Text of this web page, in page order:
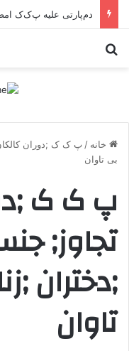
دم‌پارتی علیه پ‌ک‌ک
خانه / پ ک ک ;دوران
بی تاوان
پ ک ک
تجاوز;
;دختران
تاوان